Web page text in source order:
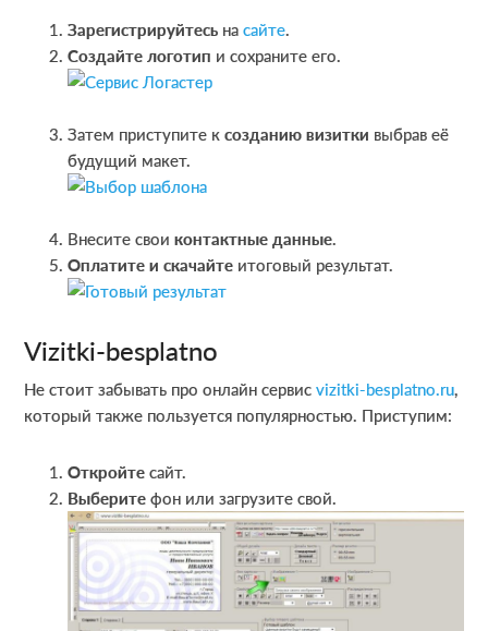
Зарегистрируйтесь насайте.
Создайте логотип и сохраните его.
Затем приступите ксозданию визитки выбрав её
будущий макет.
Внесите своиконтактные данные.
Оплатите и скачайте итоговый результат.
Vizitki-besplatno
Не стоит забывать про онлайн сервисvizitki-besplatno.ru,
который также пользуется популярностью. Приступим:
Откройтесайт.
Выберитефон или загрузите свой.